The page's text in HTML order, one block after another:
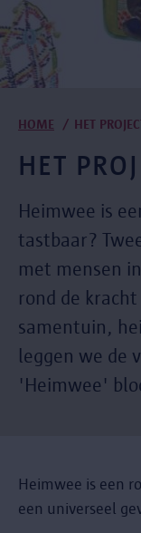
Kruimelpad
HOME HET
HET
Heimwee is
tastbaar?
met mensen
rond de
samentuin,
leggen we de
'Heimwee'
Heimwee is een
een universeel